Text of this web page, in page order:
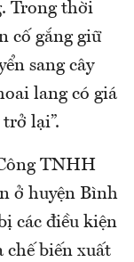
Trong thời
cố gắng giữ
sang cây
lang có giá
lại”.
TNHH
ở huyện Bình
các điều kiện
chế biến xuất